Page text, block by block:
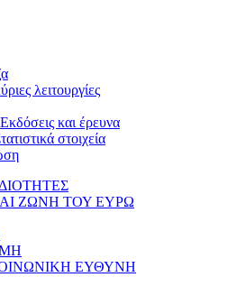
λειτουργίες
Εκδόσεις και έρευνα
στοιχεία
ΖΩΝΗ ΤΟΥ ΕΥΡΩ
ΕΥΘΥΝΗ